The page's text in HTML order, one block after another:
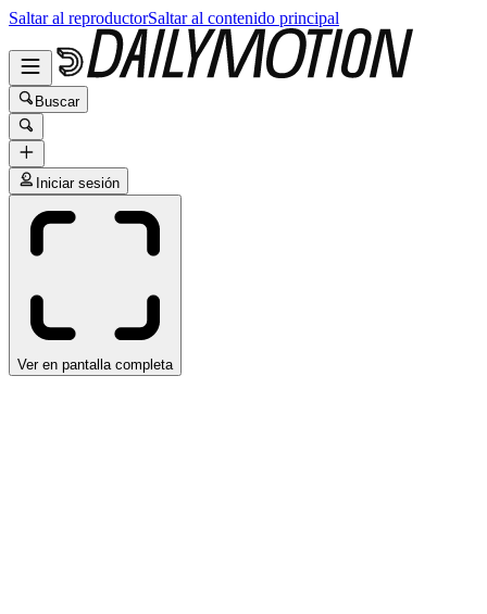
Saltar al reproductorSaltar al contenido principal
Buscar
Iniciar sesión
Ver en pantalla completa